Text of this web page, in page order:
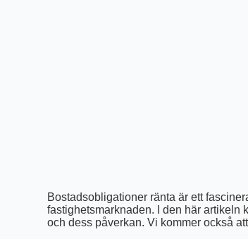
Bostadsobligationer ränta är ett
fastighetsmarknaden. I den här artikeln
och dess påverkan. Vi kommer också